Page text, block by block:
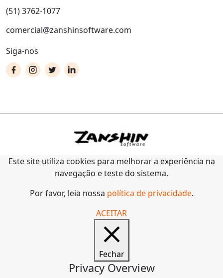
(51) 3762-1077
comercial@zanshinsoftware.com
Siga-nos
Este site utiliza cookies para melhorar a experiência na
navegação e teste do sistema.
Por favor, leia nossa política de privacidade.
ACEITAR
Fechar
Privacy Overview